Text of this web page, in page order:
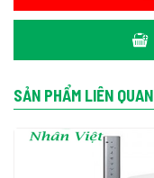
SẢN PHẨM LIÊN QUAN